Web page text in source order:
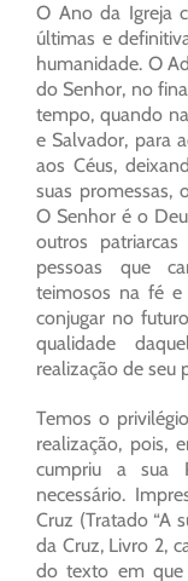
O Ano da Igreja
últimas e
humanidade. O
do Senhor, no
tempo, quando
e Salvador, para
aos Céus,
suas promessas,
O Senhor é o
outros
pessoas que
teimosos na fé e
conjugar no
qualidade
realização de seu
Temos o
realização, pois,
cumpriu a sua
necessário.
Cruz (Tratado “A
da Cruz, Livro 2,
do texto em que